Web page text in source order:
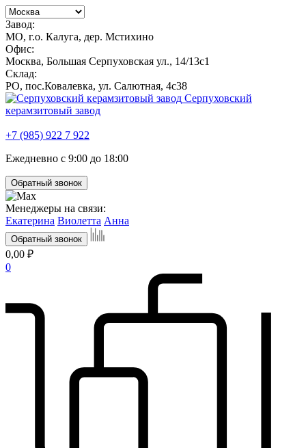
Завод:
МО, г.о. Калуга, дер. Мстихино
Офис:
Москва, Большая Серпуховская ул., 14/13с1
Склад:
РО, пос.Ковалевка, ул. Салютная, 4с38
Серпуховский
керамзитовый завод
+7 (985) 922 7 922
Ежедневно с 9:00 до 18:00
Обратный звонок
Менеджеры на связи:
Екатерина Виолетта Анна
Обратный звонок
0,00 ₽
0